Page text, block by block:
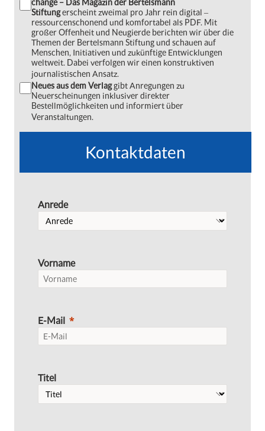
change – Das Magazin der Bertelsmann
Stiftungerscheint zweimal pro Jahr rein digital ‒
ressourcenschonend und komfortabel als PDF. Mit
großer Offenheit und Neugierde berichten wir über die
Themen der Bertelsmann Stiftung und schauen auf
Menschen, Initiativen und zukünftige Entwicklungen
weltweit. Dabei verfolgen wir einen konstruktiven
journalistischen Ansatz.
Neues aus dem Verlaggibt Anregungen zu
Neuerscheinungen inklusiver direkter
Bestellmöglichkeiten und informiert über
Veranstaltungen.
Kontaktdaten
Anrede
Vorname
E-Mail
Titel